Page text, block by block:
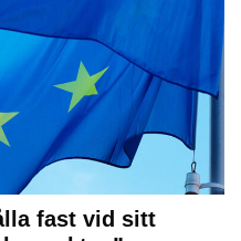
fast vid sitt